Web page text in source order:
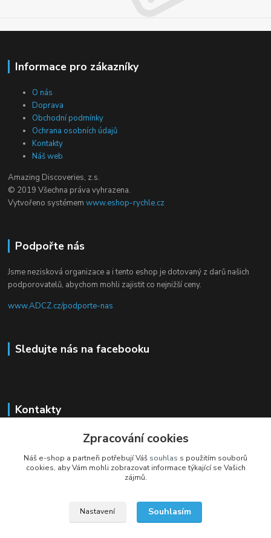
Informace pro zákazníky
O nás
Doprava
Obchodní podmínky
Ochrana osobních údajů
Kontakty
Náš web
Amazing Discoveries, z.s.
© 2019 Všechna práva vyhrazena.
Vytvořeno systémemwww.eshop-rychle.cz
Podpořte nás
Jsme nezisková organizace a i tento eshop je dotovaný z darů našich
podporovatelů, abychom mohli zajistit co nejnižší ceny.
www.ADCZ.cz/podporte-nas
Sledujte nás na facebooku
Kontakty
+420 704 105 305
eshop@adcz.cz
Zpracování cookies
Náš e-shop a partneři potřebují Váš souhlas s použitím souborů
cookies, aby Vám mohli zobrazovat informace týkající se Vašich
zájmů.
Nastavení Souhlasím